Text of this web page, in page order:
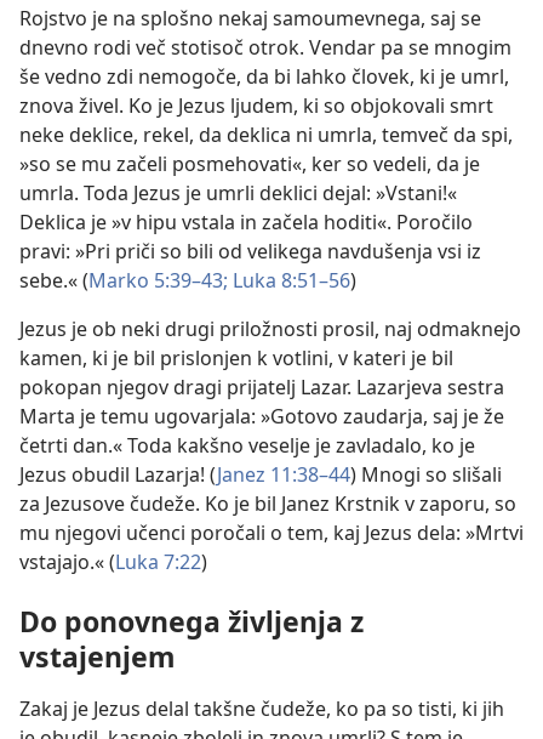
Rojstvo je na splošno nekaj samoumevnega, saj se
dnevno rodi več stotisoč otrok. Vendar pa se mnogim
še vedno zdi nemogoče, da bi lahko človek, ki je umrl,
znova živel. Ko je Jezus ljudem, ki so objokovali smrt
neke deklice, rekel, da deklica ni umrla, temveč da spi,
»so se mu začeli posmehovati«, ker so vedeli, da je
umrla. Toda Jezus je umrli deklici dejal: »Vstani!«
Deklica je »v hipu vstala in začela hoditi«. Poročilo
pravi: »Pri priči so bili od velikega navdušenja vsi iz
sebe.« (Marko 5:39–43; Luka 8:51–56)
Jezus je ob neki drugi priložnosti prosil, naj odmaknejo
kamen, ki je bil prislonjen k votlini, v kateri je bil
pokopan njegov dragi prijatelj Lazar. Lazarjeva sestra
Marta je temu ugovarjala: »Gotovo zaudarja, saj je že
četrti dan.« Toda kakšno veselje je zavladalo, ko je
Jezus obudil Lazarja! (Janez 11:38–44) Mnogi so slišali
za Jezusove čudeže. Ko je bil Janez Krstnik v zaporu, so
mu njegovi učenci poročali o tem, kaj Jezus dela: »Mrtvi
vstajajo.« (Luka 7:22)
Do ponovnega življenja z
vstajenjem
Zakaj je Jezus delal takšne čudeže, ko pa so tisti, ki jih